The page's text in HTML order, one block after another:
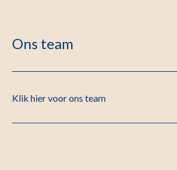
Ons team
Klik hier voor ons team